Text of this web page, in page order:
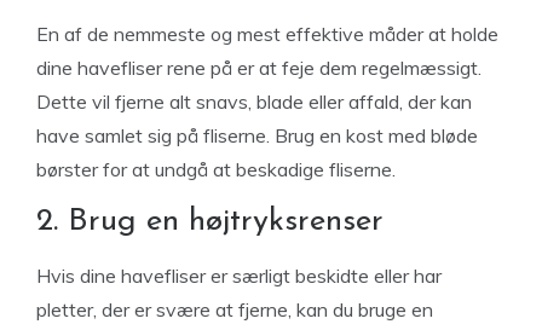
En af de nemmeste og mest effektive måder at holde
dine havefliser rene på er at feje dem regelmæssigt.
Dette vil fjerne alt snavs, blade eller affald, der kan
have samlet sig på fliserne. Brug en kost med bløde
børster for at undgå at beskadige fliserne.
2. Brug en højtryksrenser
Hvis dine havefliser er særligt beskidte eller har
pletter, der er svære at fjerne, kan du bruge en